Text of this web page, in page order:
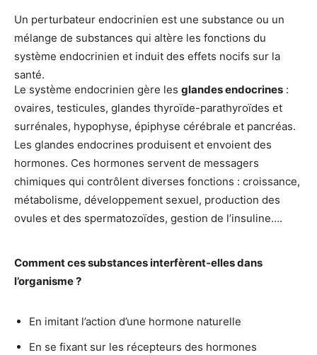
Un perturbateur endocrinien est une substance ou un
mélange de substances qui altère les fonctions du
système endocrinien et induit des effets nocifs sur la
santé.
Le système endocrinien gère les glandes endocrines :
ovaires, testicules, glandes thyroïde-parathyroïdes et
surrénales, hypophyse, épiphyse cérébrale et pancréas.
Les glandes endocrines produisent et envoient des
hormones. Ces hormones servent de messagers
chimiques qui contrôlent diverses fonctions : croissance,
métabolisme, développement sexuel, production des
ovules et des spermatozoïdes, gestion de l’insuline….
Comment ces substances interfèrent-elles dans
l’organisme ?
En imitant l’action d’une hormone naturelle
En se fixant sur les récepteurs des hormones